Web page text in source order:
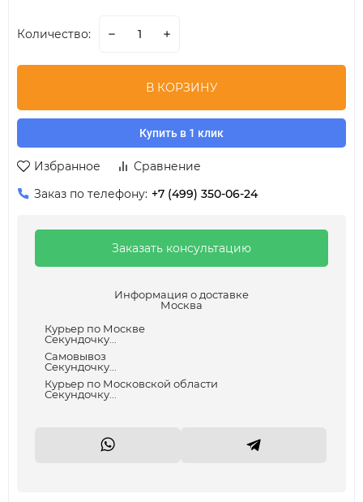
Количество:
В КОРЗИНУ
Купить в 1 клик
Избранное
Сравнение
Заказ по телефону: +7 (499) 350-06-24
Заказать консультацию
Информация о доставке
Москва
Курьер по Москве
Секундочку...
Самовывоз
Секундочку...
Курьер по Московской области
Секундочку...